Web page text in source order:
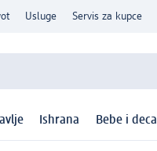
Usluge Servis za kupce
Ishrana Bebe i deca